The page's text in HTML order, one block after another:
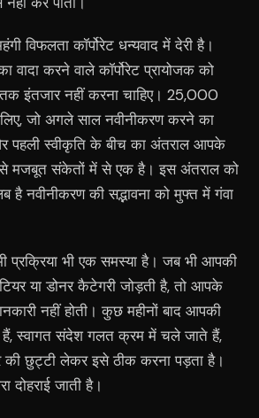
विफलता कॉर्पोरेट धन्यवाद में देरी है।
वादा करने वाले कॉर्पोरेट प्रायोजक को
इंतजार नहीं करना चाहिए। 25,000
जो अगले साल नवीनीकरण करने का
पहली स्वीकृति के बीच का अंतराल आपके
मजबूत संकेतों में से एक है। इस अंतराल को
नवीनीकरण की सद्भावना को मुफ्त में गंवा
प्रक्रिया भी एक समस्या है। जब भी आपकी
या डोनर कैटेगरी जोड़ती है, तो आपके
नहीं होती। कुछ महीनों बाद आपकी
हैं, स्वागत संदेश गलत क्रम में चले जाते हैं,
की छुट्टी लेकर इसे ठीक करना पड़ता है।
दोहराई जाती है।